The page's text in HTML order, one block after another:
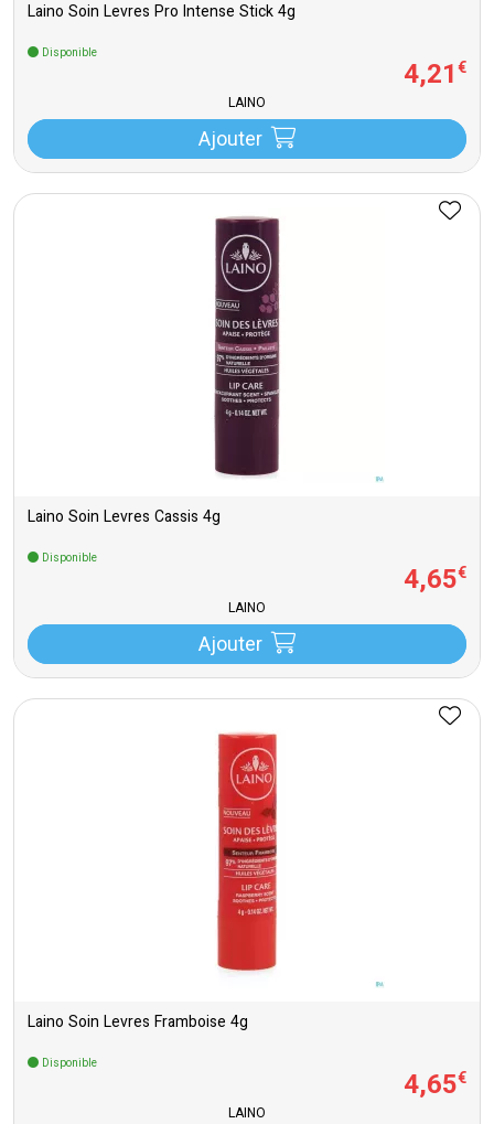
Laino Soin Levres Pro Intense Stick 4g
Disponible
4,21€
LAINO
Ajouter
Laino Soin Levres Cassis 4g
Disponible
4,65€
LAINO
Ajouter
Laino Soin Levres Framboise 4g
Disponible
4,65€
LAINO